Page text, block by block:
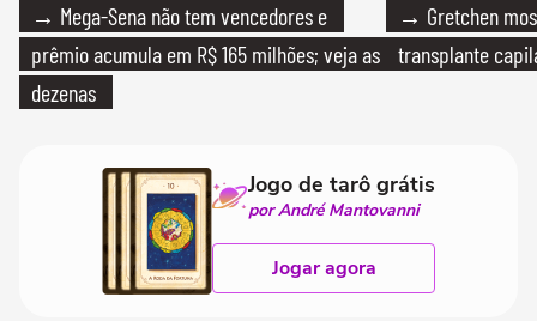
→ Mega-Sena não tem vencedores e
prêmio acumula em R$ 165 milhões; veja as
dezenas
→ Gretchen
transplante
Jogo de tarô grátis
por André Mantovanni
Jogar agora